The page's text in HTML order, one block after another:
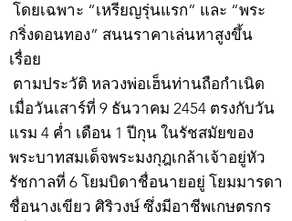
โดยเฉพาะ “เหรียญรุ่นแรก” และ “พระ
กริ่งดอนทอง” สนนราคาเล่นหาสูงขึ้น
เรื่อย
ตามประวัติ หลวงพ่อเฮ็นท่านถือกำเนิด
เมื่อวันเสาร์ที่ 9 ธันวาคม 2454 ตรงกับวัน
แรม 4 ค่ำ เดือน 1 ปีกุน ในรัชสมัยของ
พระบาทสมเด็จพระมงกุฎเกล้าเจ้าอยู่หัว
รัชกาลที่ 6 โยมบิดาชื่อนายอยู่ โยมมารดา
ชื่อนางเขียว ศิริวงษ์ ซึ่งมีอาชีพเกษตรกร